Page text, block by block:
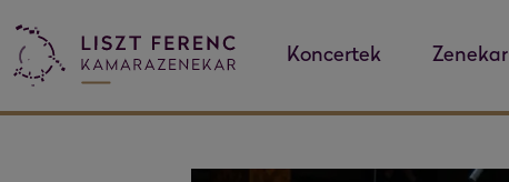
Koncertek Zenekar